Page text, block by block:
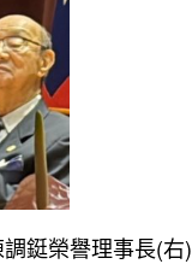
鋌榮譽理事長(右)